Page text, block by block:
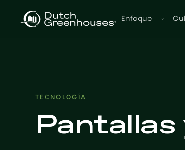
Enfoque
TECNOLOGÍA